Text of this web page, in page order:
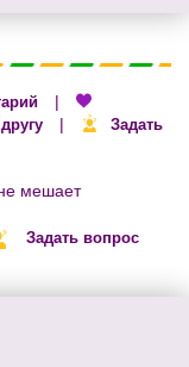
|
|
Задать
мешает
Задать вопрос